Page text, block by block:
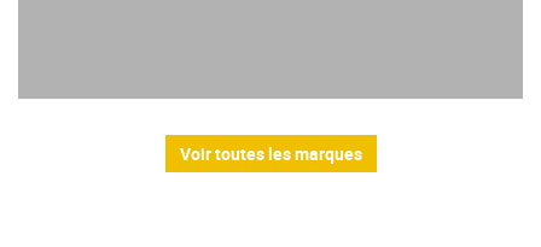
Voir toutes les marques